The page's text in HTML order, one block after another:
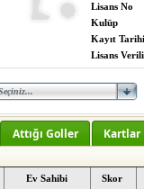
Lisans No
Kulüp
Kayıt Tarihi
Lisans
Attığı Goller Kartlar
Ev Sahibi Skor